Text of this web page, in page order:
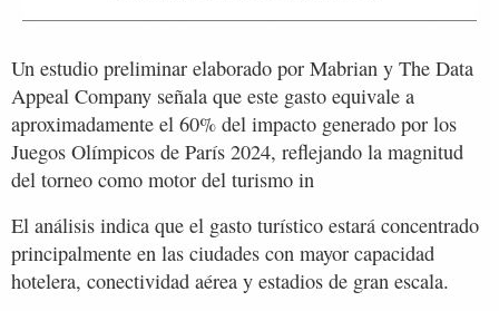
Un estudio preliminar elaborado por Mabrian y The Data
Appeal Company señala que este gasto equivale a
aproximadamente el 60% del impacto generado por los
Juegos Olímpicos de París 2024, reflejando la magnitud
del torneo como motor del turismo in
El análisis indica que el gasto turístico estará concentrado
principalmente en las ciudades con mayor capacidad
hotelera, conectividad aérea y estadios de gran escala.